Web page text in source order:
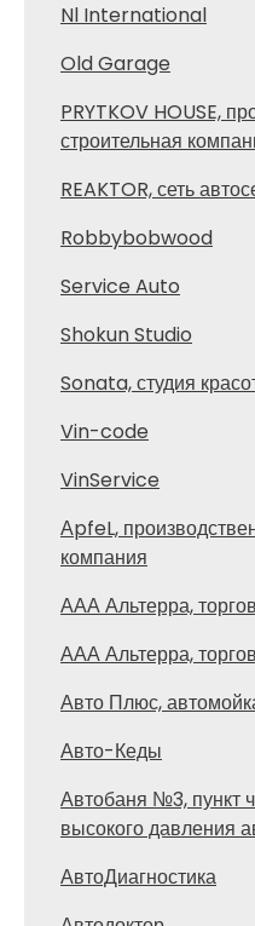
Nl International
Old Garage
PRYTKOV HOUSE,
строительная
REAKTOR, сеть
Robbybobwood
Service Auto
Shokun Studio
Sonata, студия
Vin-code
VinService
АpfeL,
компания
ААА Альтерра,
ААА Альтерра,
Авто Плюс,
Авто-Кеды
Автобаня №3, пункт
высокого давления
АвтоДиагностика